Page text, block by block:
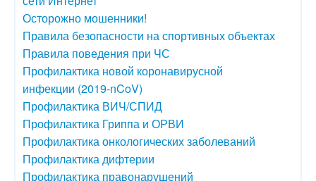
Осторожно мошенники!
Правила безопасности на спортивных объектах
Правила поведения при ЧС
Профилактика новой коронавирусной
инфекции (2019-nCoV)
Профилактика ВИЧ/СПИД
Профилактика Гриппа и ОРВИ
Профилактика онкологических заболеваний
Профилактика дифтерии
Профилактика правонарушений